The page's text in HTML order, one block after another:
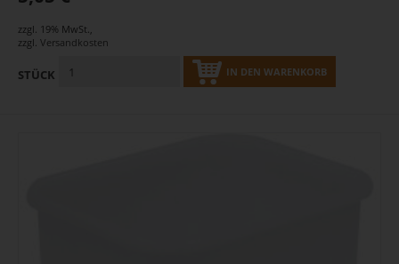
zzgl. 19% MwSt.,
zzgl. Versandkosten
STÜCK IN DEN WARENKORB